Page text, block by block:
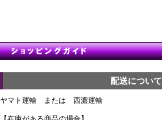
配送について
ヤマト運輸 または 西濃運輸